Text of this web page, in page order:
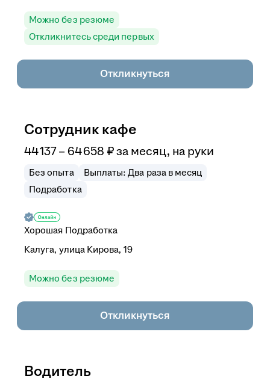
Можно без резюме
Откликнитесь среди первых
Откликнуться
Сотрудник кафе
44 137–64 658 ₽ за месяц, на руки
Без опыта
Выплаты: Два раза в месяц
Подработка
Хорошая Подработка
Калуга, улица Кирова, 19
Можно без резюме
Откликнуться
Водитель